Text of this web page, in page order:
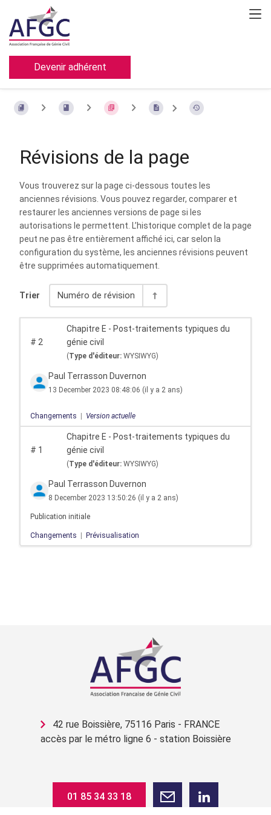
Devenir adhérent
Révisions de la page
Vous trouverez sur la page ci-dessous toutes les
anciennes révisions. Vous pouvez regarder, comparer et
restaurer les anciennes versions de page si les
autorisations le permettent. L’historique complet de la page
peut ne pas être entièrement affiché ici, car selon la
configuration du système, les anciennes révisions peuvent
être supprimées automatiquement.
Trier Numéro de révision
# 2
Chapitre E - Post-traitements typiques du
génie civil
(Type d'éditeur: WYSIWYG)
Paul Terrasson Duvernon
13 December 2023 08:48:06 (il y a 2 ans)
Changements | Version actuelle
# 1
Chapitre E - Post-traitements typiques du
génie civil
(Type d'éditeur: WYSIWYG)
Paul Terrasson Duvernon
8 December 2023 13:50:26 (il y a 2 ans)
Publication initiale
Changements Prévisualisation
42 rue Boissière, 75116 Paris - FRANCE
accès par le métro ligne 6 - station Boissière
01 85 34 33 18